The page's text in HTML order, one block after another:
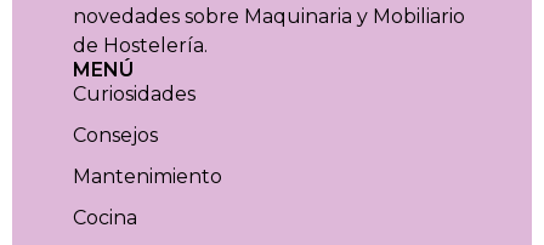
novedades sobre Maquinaria y Mobiliario
de Hostelería.
MENÚ
Curiosidades
Consejos
Mantenimiento
Cocina